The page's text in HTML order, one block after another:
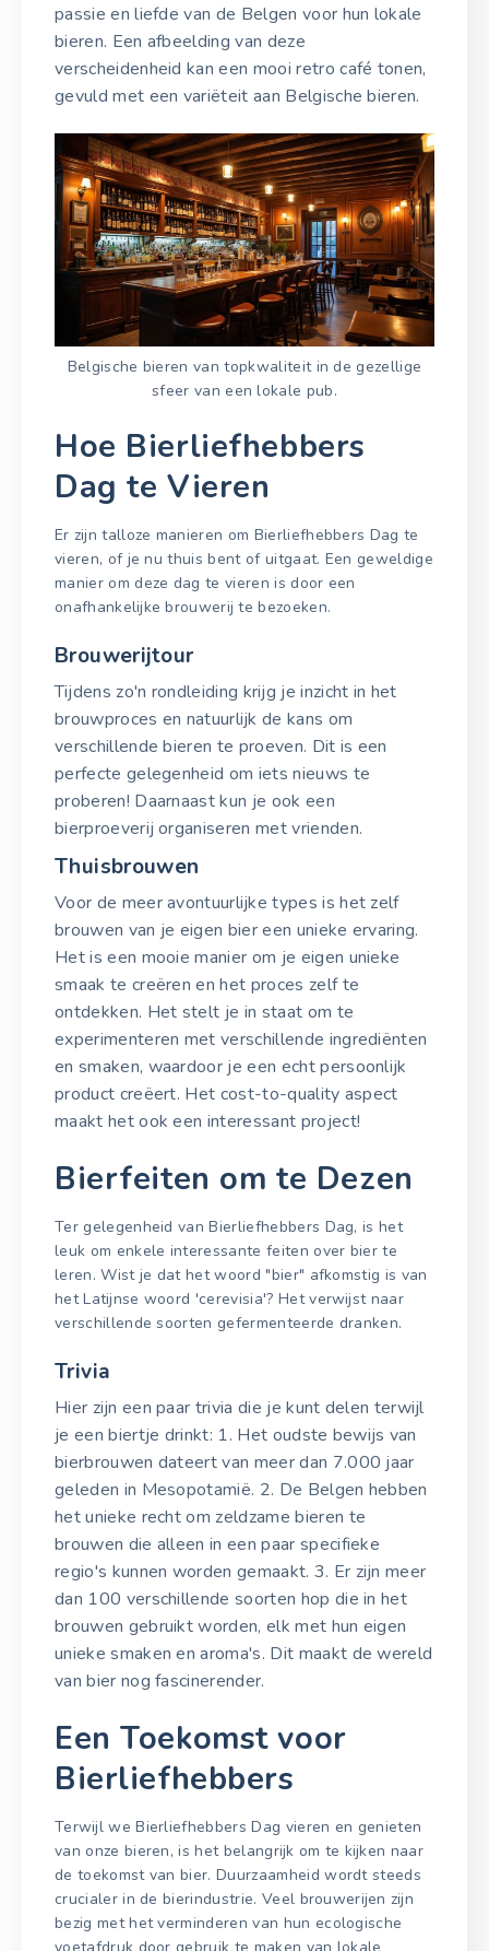
passie en liefde van de Belgen voor hun lokale
bieren. Een afbeelding van deze
verscheidenheid kan een mooi retro café tonen,
gevuld met een variëteit aan Belgische bieren.
Belgische bieren van topkwaliteit in de gezellige
sfeer van een lokale pub.
Hoe Bierliefhebbers
Dag te Vieren
Er zijn talloze manieren om Bierliefhebbers Dag te
vieren, of je nu thuis bent of uitgaat. Een geweldige
manier om deze dag te vieren is door een
onafhankelijke brouwerij te bezoeken.
Brouwerijtour
Tijdens zo'n rondleiding krijg je inzicht in het
brouwproces en natuurlijk de kans om
verschillende bieren te proeven. Dit is een
perfecte gelegenheid om iets nieuws te
proberen! Daarnaast kun je ook een
bierproeverij organiseren met vrienden.
Thuisbrouwen
Voor de meer avontuurlijke types is het zelf
brouwen van je eigen bier een unieke ervaring.
Het is een mooie manier om je eigen unieke
smaak te creëren en het proces zelf te
ontdekken. Het stelt je in staat om te
experimenteren met verschillende ingrediënten
en smaken, waardoor je een echt persoonlijk
product creëert. Het cost-to-quality aspect
maakt het ook een interessant project!
Bierfeiten om te Dezen
Ter gelegenheid van Bierliefhebbers Dag, is het
leuk om enkele interessante feiten over bier te
leren. Wist je dat het woord "bier" afkomstig is van
het Latijnse woord 'cerevisia'? Het verwijst naar
verschillende soorten gefermenteerde dranken.
Trivia
Hier zijn een paar trivia die je kunt delen terwijl
je een biertje drinkt: 1. Het oudste bewijs van
bierbrouwen dateert van meer dan 7.000 jaar
geleden in Mesopotamië. 2. De Belgen hebben
het unieke recht om zeldzame bieren te
brouwen die alleen in een paar specifieke
regio's kunnen worden gemaakt. 3. Er zijn meer
dan 100 verschillende soorten hop die in het
brouwen gebruikt worden, elk met hun eigen
unieke smaken en aroma's. Dit maakt de wereld
van bier nog fascinerender.
Een Toekomst voor
Bierliefhebbers
Terwijl we Bierliefhebbers Dag vieren en genieten
van onze bieren, is het belangrijk om te kijken naar
de toekomst van bier. Duurzaamheid wordt steeds
crucialer in de bierindustrie. Veel brouwerijen zijn
bezig met het verminderen van hun ecologische